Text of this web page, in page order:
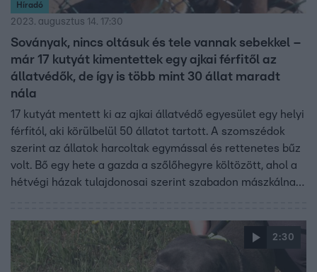
Híradó
2023. augusztus 14. 17:30
Soványak, nincs oltásuk és tele vannak sebekkel –
már 17 kutyát kimentettek egy ajkai férfitől az
állatvédők, de így is több mint 30 állat maradt
nála
17 kutyát mentett ki az ajkai állatvédő egyesület egy helyi
férfitól, aki körülbelül 50 állatot tartott. A szomszédok
szerint az állatok harcoltak egymással és rettenetes bűz
volt. Bő egy hete a gazda a szőlőhegyre költözött, ahol a
hétvégi házak tulajdonosai szerint szabadon mászkálnak
2:30